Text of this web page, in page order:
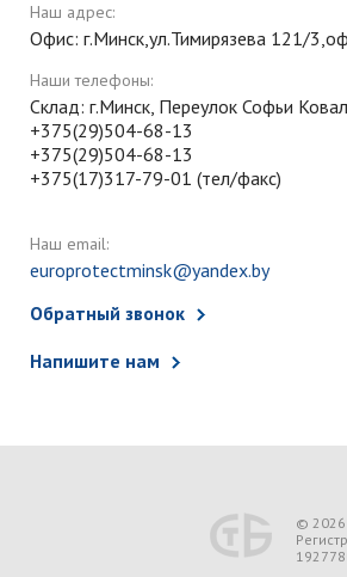
Наш адрес:
Офис: г.Минск,ул.Тимирязева 121/
Наши телефоны:
Склад: г.Минск, Переулок Софьи
+375(29)504-68-13
+375(29)504-68-13
+375(17)317-79-01 (тел/факс)
Наш email:
europrotectminsk@yandex.by
Обратный звонок
Напишите нам
© 2026